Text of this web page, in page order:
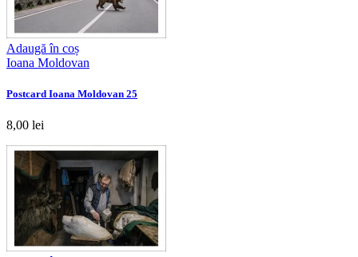
Adaugă în coș
Ioana Moldovan
Postcard Ioana Moldovan 25
8,00 lei